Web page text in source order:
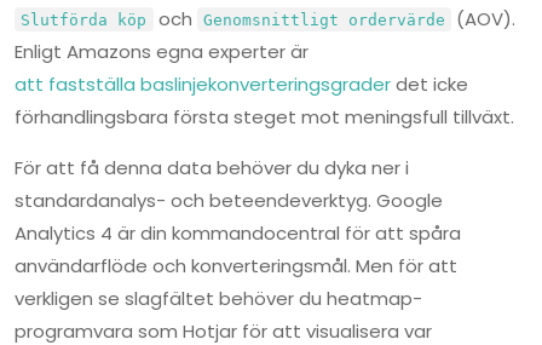
Slutförda köp och Genomsnittligt ordervärde
(AOV).
Enligt Amazons egna experter är
att fastställa baslinjekonverteringsgraderdet icke
förhandlingsbara första steget mot meningsfull tillväxt.
För att få denna data behöver du dyka ner i
standardanalys- och beteendeverktyg. Google
Analytics 4 är din kommandocentral för att spåra
användarflöde och konverteringsmål. Men för att
verkligen se slagfältet behöver du heatmap-
programvara som Hotjar för att visualisera var